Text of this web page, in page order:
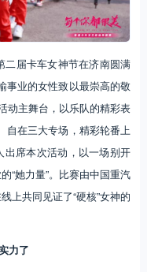
二届卡车女神节在济南圆满
事业的女性致以最崇高的敬
动主舞台，以乐队的精彩表
自在三大专场，精彩轮番上
席本次活动，以一场别开
“她力量”。比赛由中国重汽
上共同见证了“硬核”女神的
力了